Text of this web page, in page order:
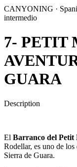
CANYONING ·
intermedio
7- PETIT
GUARA
Description
El Barranco del Petit
Rodellar, es uno de los
Sierra de Guara.